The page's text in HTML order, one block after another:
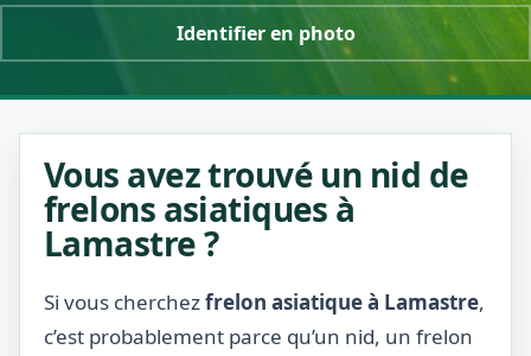
Identifier en photo
Vous avez trouvé un nid de
frelons asiatiques à
Lamastre ?
Si vous cherchezfrelon asiatique à Lamastre,
c’est probablement parce qu’un nid, un frelon